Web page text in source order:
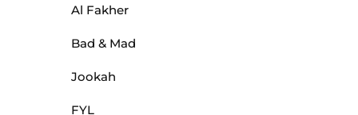
Al Fakher
Bad & Mad
Jookah
FYL